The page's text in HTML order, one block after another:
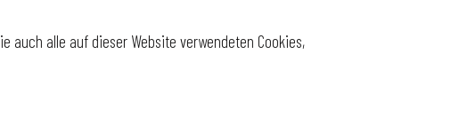
auch alle auf dieser Website verwendeten Cookies,